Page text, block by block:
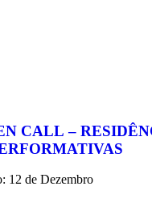
CALL –
12 de Dezembro